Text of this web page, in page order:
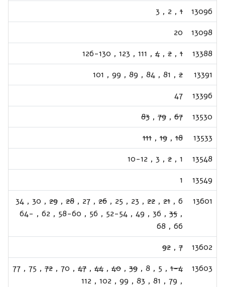
13096
1
,
2
,
3
13098
20
13388
1
,
2
,
4
,
111
,
123
,
126-130
13391
2
,
81
,
84
,
89
,
99
,
101
13396
47
13530
67
,
79
,
83
13533
18
,
19
,
111
13548
1
,
2
,
3
,
10-12
13549
1
13601
6
,
21
,
22
,
23
,
25
,
26
,
27
,
28
,
29
,
30
,
34
,
35
,
36
,
49
,
52-54
,
56
,
58-60
,
62
,
64-
66
,
68
13602
7
,
92
13603
1-4
,
5
,
8
,
39
,
40
,
44
,
47
,
70
,
72
,
75
,
77
,
79
,
81
,
83
,
99
,
102
,
112